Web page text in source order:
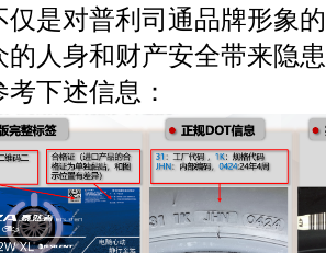
仅是对普利司通品牌形象
的人身和财产安全带来隐
下述信息：